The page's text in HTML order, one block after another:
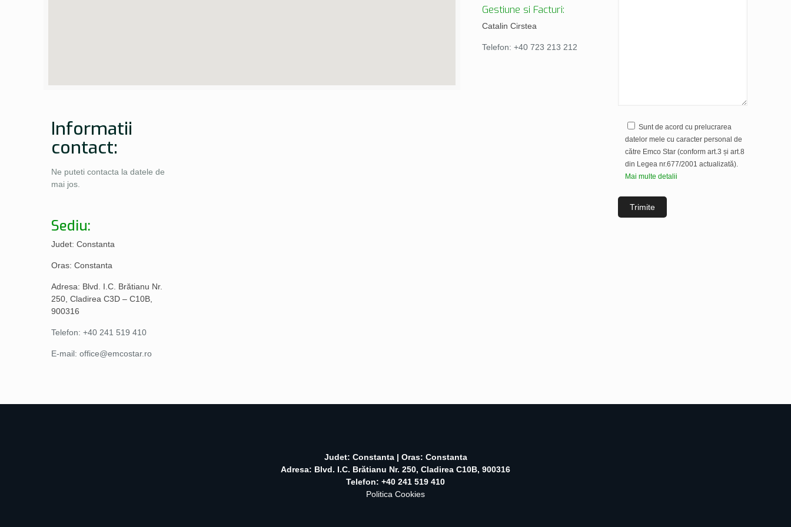
Informatii
contact:
Ne puteti contacta la datele de
mai jos.
Sediu:
Judet: Constanta
Oras: Constanta
Adresa: Blvd. I.C. Brătianu Nr.
250, Cladirea C3D – C10B,
900316
Telefon: +40 241 519 410
E-mail: office@emcostar.ro
Gestiune si Facturi:
Catalin Cirstea
Telefon: +40 723 213 212
Sunt de acord cu prelucrarea
datelor mele cu caracter personal de
către Emco Star (conform art.3 și art.8
din Legea nr.677/2001 actualizată).
Mai multe detalii
Judet: Constanta | Oras: Constanta
Adresa: Blvd. I.C. Brătianu Nr. 250, Cladirea C10B, 900316
Telefon: +40 241 519 410
Politica Cookies